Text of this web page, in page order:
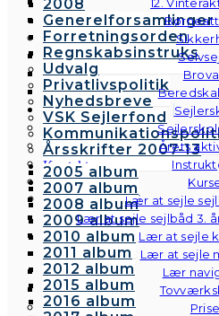
Årets
Lær at sejle
Lær at sejle sejlbåd 3.
Lær at sejle
Lær at sejle
Lær
2008
Generelforsamlinger
Forretningsorden
Regnskabsinstruks
Udvalg
Privatlivspolitik
Nyhedsbreve
VSK Sejlerfond
Årsskrifter 2007-13
Kontakt
Galleri
Andre fotos
2005 album
2007 album
2008 album
2009 album
2010 album
2011 album
2012 album
2015 album
2016 album